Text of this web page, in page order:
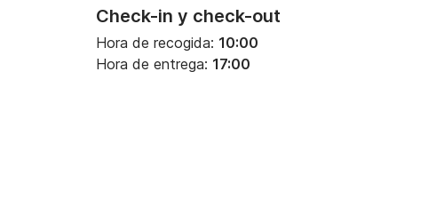
Check-in y check-out
Hora de recogida: 10:00
Hora de entrega: 17:00